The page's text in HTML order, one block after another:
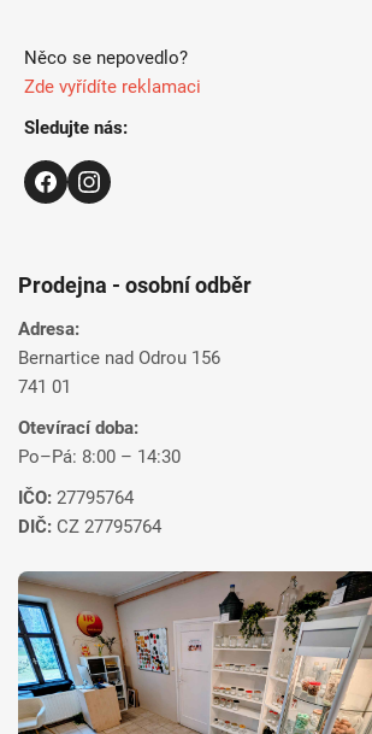
Něco se nepovedlo?
Zde vyřídíte reklamaci
Sledujte nás:
Prodejna - osobní odběr
Adresa:
Bernartice nad Odrou 156
741 01
Otevírací doba:
Po–Pá: 8:00 – 14:30
IČO: 27795764
DIČ: CZ 27795764